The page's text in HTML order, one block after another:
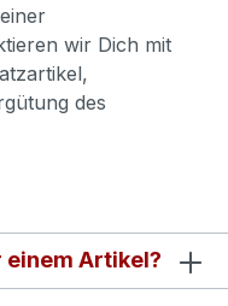
wir Dich mit
des
einem Artikel?